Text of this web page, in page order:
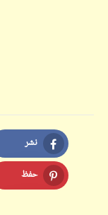
نشر
Facebook
حفظ
Pinterest